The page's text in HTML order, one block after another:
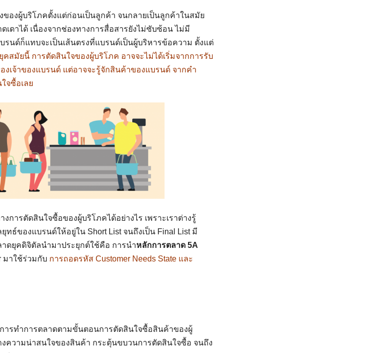
ของผู้บริโภคตั้งแต่ก่อนเป็นลูกค้า จนกลายเป็นลูกค้าในสมัย
เดาได้ เนื่องจากช่องทางการสื่อสารยังไม่ซับซ้อน ไม่มี
รนด์ก็แทบจะเป็นเส้นตรงที่แบรนด์เป็นผู้บริหารข้อความ ตั้งแต่
คสมัยนี้ การตัดสินใจของผู้บริโภค อาจจะไม่ได้เริ่มจากการรับ
จ้าของแบรนด์ แต่อาจจะรู้จักสินค้าของแบรนด์ จากคำ
จซื้อเลย
การตัดสินใจซื้อของผู้บริโภคได้อย่างไร เพราะเราต่างรู้
ทธ์ของแบรนด์ให้อยู่ใน Short List จนถึงเป็น Final List มี
ดยุคดิจิตัลนำมาประยุกต์ใช้คือ การนำหลักการตลาด 5A
มาใช้ร่วมกับ การถอดรหัส Customer Needs State และ
ารทำการตลาดตามขั้นตอนการตัดสินใจซื้อสินค้าของผู้
ความน่าสนใจของสินค้า กระตุ้นขบวนการตัดสินใจซื้อ จนถึง